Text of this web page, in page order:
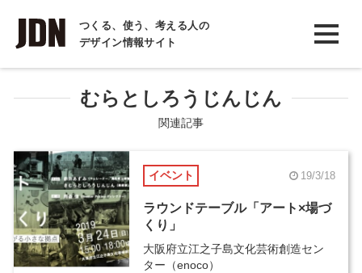
つくる、使う、考える人の
デザイン情報サイト
INTERVIEW
インタビュー
REPORT
COLUMN
コラム
むらとしろうじんじん
関連記事
イベント 19/3/18
ラウンドテーブル「アート×場づ
くり」
大阪府立江之子島文化芸術創造セン
ター（enoco）